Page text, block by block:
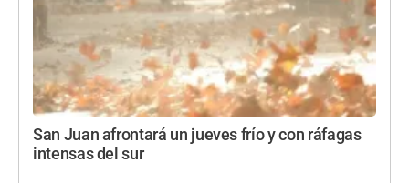
San Juan afrontará un jueves frío y con ráfagas
intensas del sur